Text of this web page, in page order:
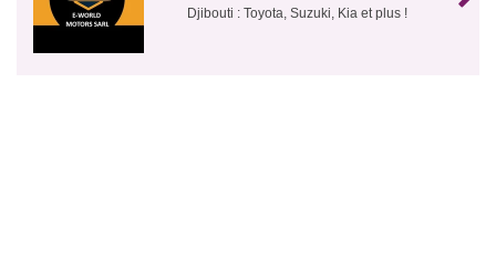
Djibouti : Toyota, Suzuki, Kia et plus !